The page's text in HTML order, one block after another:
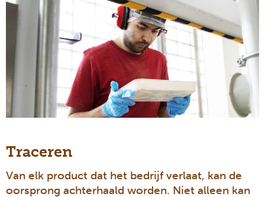
Traceren
Van elk product dat het bedrijf verlaat, kan de
oorsprong achterhaald worden. Niet alleen kan